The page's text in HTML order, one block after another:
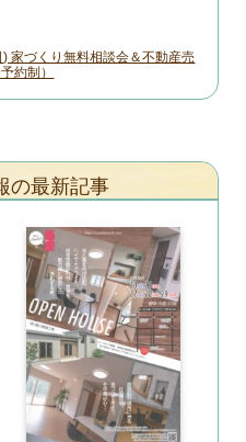
家づくり無料相談会＆不動産売
約制）
の最新記事